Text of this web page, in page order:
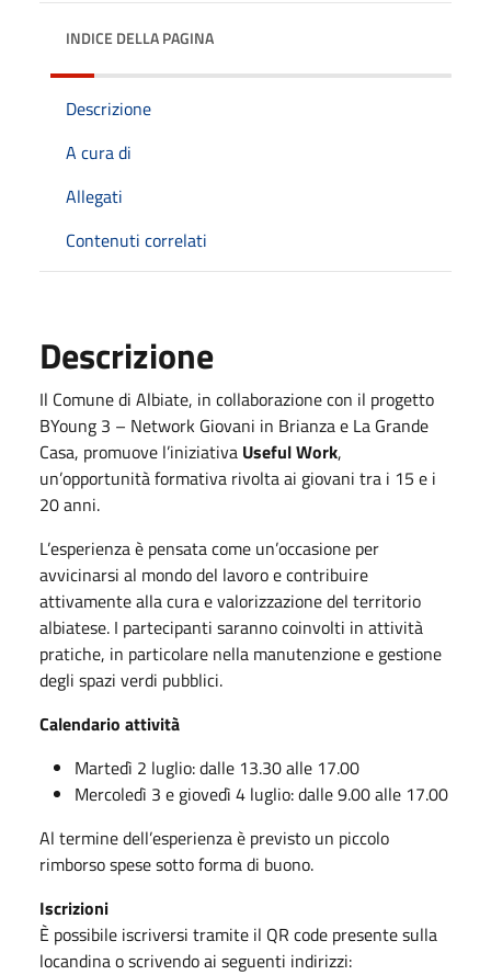
INDICE DELLA PAGINA
Descrizione
A cura di
Allegati
Contenuti correlati
Descrizione
Il Comune di Albiate, in collaborazione con il progetto
BYoung 3 – Network Giovani in Brianza e La Grande
Casa, promuove l’iniziativa Useful Work,
un’opportunità formativa rivolta ai giovani tra i 15 e i
20 anni.
L’esperienza è pensata come un’occasione per
avvicinarsi al mondo del lavoro e contribuire
attivamente alla cura e valorizzazione del territorio
albiatese. I partecipanti saranno coinvolti in attività
pratiche, in particolare nella manutenzione e gestione
degli spazi verdi pubblici.
Calendario attività
Martedì 2 luglio: dalle 13.30 alle 17.00
Mercoledì 3 e giovedì 4 luglio: dalle 9.00 alle 17.00
Al termine dell’esperienza è previsto un piccolo
rimborso spese sotto forma di buono.
Iscrizioni
È possibile iscriversi tramite il QR code presente sulla
locandina o scrivendo ai seguenti indirizzi: